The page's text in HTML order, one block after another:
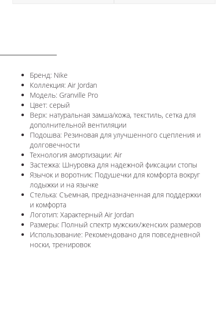
Бренд: Nike
Коллекция: Air Jordan
Модель: Granville Pro
Цвет: серый
Верх: натуральная замша/кожа, текстиль, сетка для
дополнительной вентиляции
Подошва: Резиновая для улучшенного сцепления и
долговечности
Технология амортизации: Air
Застежка: Шнуровка для надежной фиксации стопы
Язычок и воротник: Подушечки для комфорта вокруг
лодыжки и на язычке
Стелька: Съемная, предназначенная для поддержки
и комфорта
Логотип: Характерный Air Jordan
Размеры: Полный спектр мужских/женских размеров
Использование: Рекомендовано для повседневной
носки, тренировок